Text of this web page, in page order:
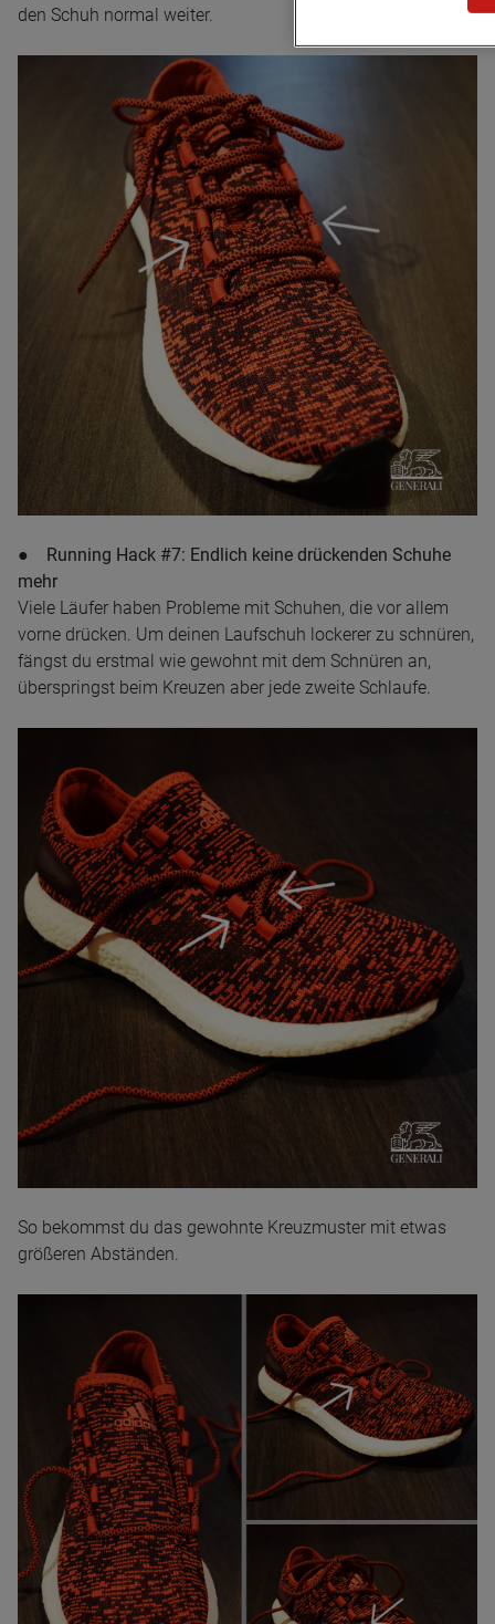
den Schuh normal weiter.
● Running Hack #7: Endlich keine drückenden Schuhe
mehr
Viele Läufer haben Probleme mit Schuhen, die vor allem
vorne drücken. Um deinen Laufschuh lockerer zu schnüren,
fängst du erstmal wie gewohnt mit dem Schnüren an,
überspringst beim Kreuzen aber jede zweite Schlaufe.
So bekommst du das gewohnte Kreuzmuster mit etwas
größeren Abständen.